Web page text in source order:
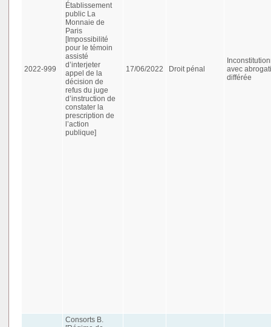
2022-999
Établissement
public La
Monnaie de
Paris
[Impossibilité
pour le témoin
assisté
d’interjeter
appel de la
décision de
refus du juge
d’instruction de
constater la
prescription de
l’action
publique]
17/06/2022 Droit pénal
avec
différée
Consorts B.